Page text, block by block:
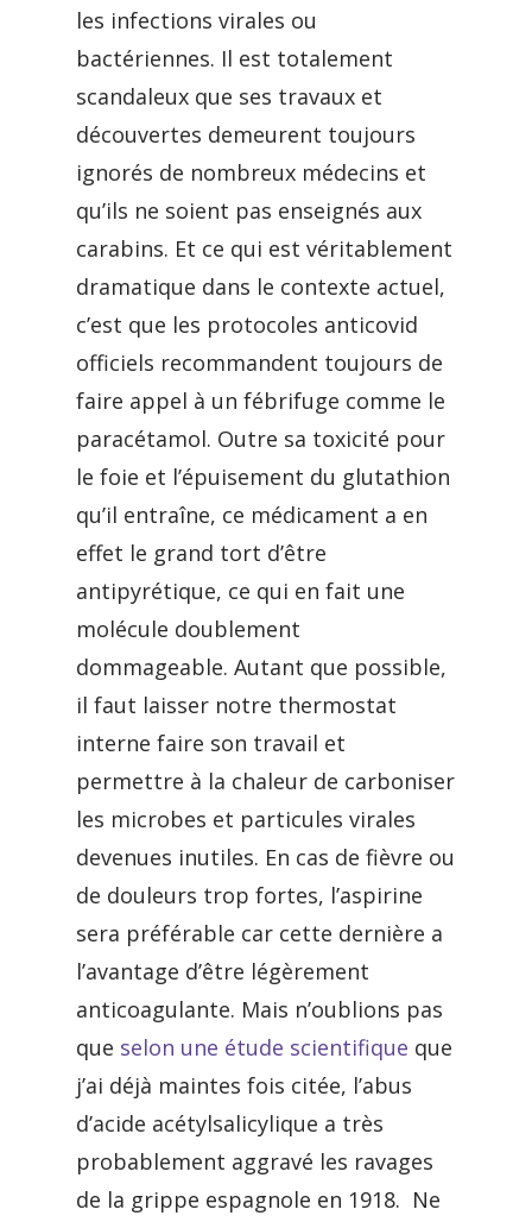
les infections virales ou
bactériennes. Il est totalement
scandaleux que ses travaux et
découvertes demeurent toujours
ignorés de nombreux médecins et
qu’ils ne soient pas enseignés aux
carabins. Et ce qui est véritablement
dramatique dans le contexte actuel,
c’est que les protocoles anticovid
officiels recommandent toujours de
faire appel à un fébrifuge comme le
paracétamol. Outre sa toxicité pour
le foie et l’épuisement du glutathion
qu’il entraîne, ce médicament a en
effet le grand tort d’être
antipyrétique, ce qui en fait une
molécule doublement
dommageable. Autant que possible,
il faut laisser notre thermostat
interne faire son travail et
permettre à la chaleur de carboniser
les microbes et particules virales
devenues inutiles. En cas de fièvre ou
de douleurs trop fortes, l’aspirine
sera préférable car cette dernière a
l’avantage d’être légèrement
anticoagulante. Mais n’oublions pas
que selon une étude scientifique que
j’ai déjà maintes fois citée, l’abus
d’acide acétylsalicylique a très
probablement aggravé les ravages
de la grippe espagnole en 1918. Ne